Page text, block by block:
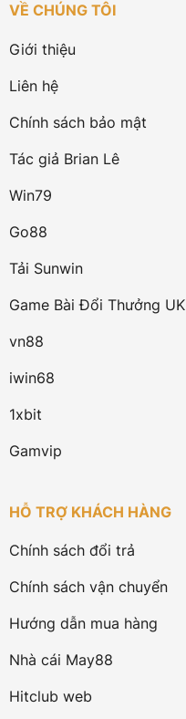
VỀ CHÚNG TÔI
Giới thiệu
Liên hệ
Chính sách bảo mật
Tác giả Brian Lê
Win79
Go88
Tải Sunwin
Game Bài Đổi Thưởng UK
vn88
iwin68
1xbit
Gamvip
HỖ TRỢ KHÁCH HÀNG
Chính sách đổi trả
Chính sách vận chuyển
Hướng dẫn mua hàng
Nhà cái May88
Hitclub web